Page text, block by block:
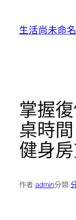
生活尚未命名
掌握
桌時
健身
作者:admin分類: